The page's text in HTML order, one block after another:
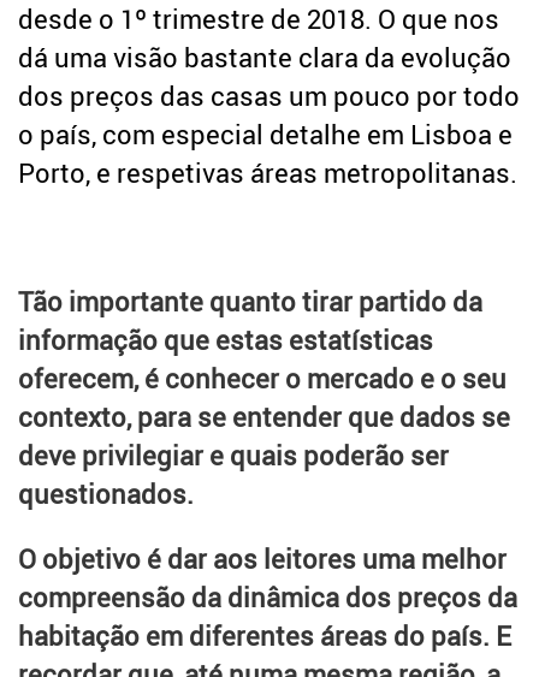
desde o 1º trimestre de 2018. O que nos
dá uma visão bastante clara da evolução
dos preços das casas um pouco por todo
o país, com especial detalhe em Lisboa e
Porto, e respetivas áreas metropolitanas.
Tão importante quanto tirar partido da
informação que estas estatísticas
oferecem, é conhecer o mercado e o seu
contexto, para se entender que dados se
deve privilegiar e quais poderão ser
questionados.
O objetivo é dar aos leitores uma melhor
compreensão da dinâmica dos preços da
habitação em diferentes áreas do país. E